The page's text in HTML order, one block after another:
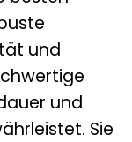
und
und
Sie